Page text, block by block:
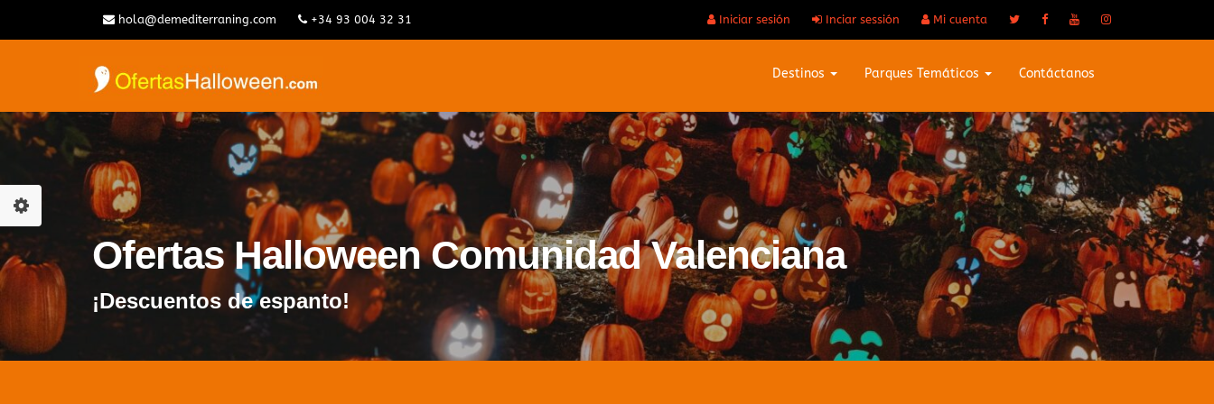
hola@demediterraning.com +34 93 004 32 31 Iniciar sesión Inciar sessión Mi cuenta
Destinos Parques Temáticos Contáctanos
Ofertas Halloween Comunidad Valenciana
¡Descuentos de espanto!